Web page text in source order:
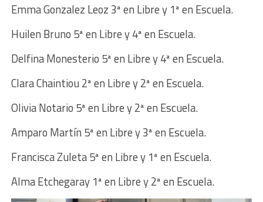
Emma Gonzalez Leoz 3ª en Libre y 1ª en Escuela.
Huilen Bruno 5ª en Libre y 4ª en Escuela.
Delfina Monesterio 5ª en Libre y 4ª en Escuela.
Clara Chaintiou 2ª en Libre y 2ª en Escuela.
Olivia Notario 5ª en Libre y 2ª en Escuela.
Amparo Martín 5ª en Libre y 3ª en Escuela.
Francisca Zuleta 5ª en Libre y 1ª en Escuela.
Alma Etchegaray 1ª en Libre y 2ª en Escuela.